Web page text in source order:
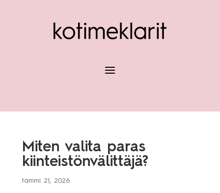
Miten valita paras
kiinteistönvälittäjä?
tammi 21, 2026